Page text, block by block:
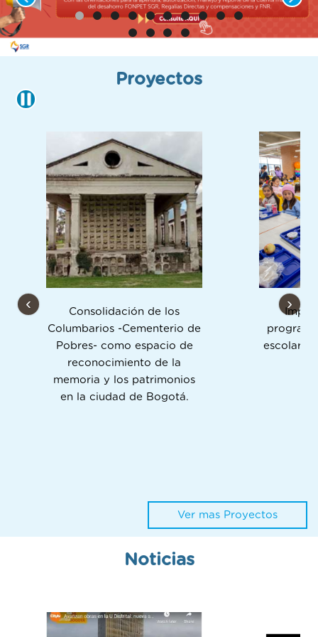
navegación
Proyectos
Consolidación de los
Columbarios -Cementerio de
Pobres- como espacio de
reconocimiento de la
memoria y los patrimonios
en la ciudad de Bogotá.
escolar
Ver mas Proyectos
Noticias